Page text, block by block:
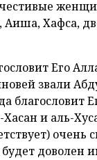
Хафса,
Его
звали
благословит
и аль-
доволен